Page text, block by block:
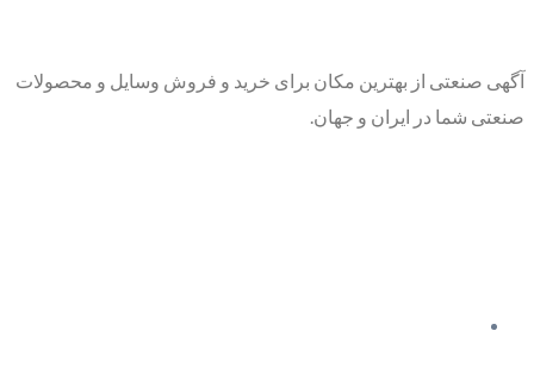
آگهی صنعتی از بهترین مکان برای خرید و فروش وسایل و محصولات
صنعتی شما در ایران و جهان.